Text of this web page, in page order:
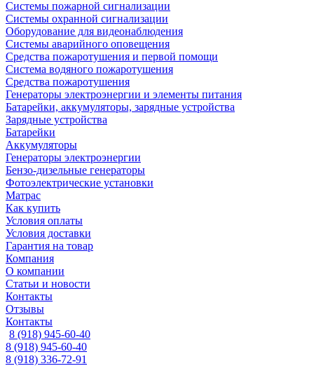
Системы пожарной сигнализации
Системы охранной сигнализации
Оборудование для видеонаблюдения
Системы аварийного оповещения
Средства пожаротушения и первой помощи
Система водяного пожаротушения
Средства пожаротушения
Генераторы электроэнергии и элементы питания
Батарейки, аккумуляторы, зарядные устройства
Зарядные устройства
Батарейки
Аккумуляторы
Генераторы электроэнергии
Бензо-дизельные генераторы
Фотоэлектрические установки
Матрас
Как купить
Условия оплаты
Условия доставки
Гарантия на товар
Компания
О компании
Статьи и новости
Контакты
Отзывы
Контакты
8 (918) 945-60-40
8 (918) 945-60-40
8 (918) 336-72-91